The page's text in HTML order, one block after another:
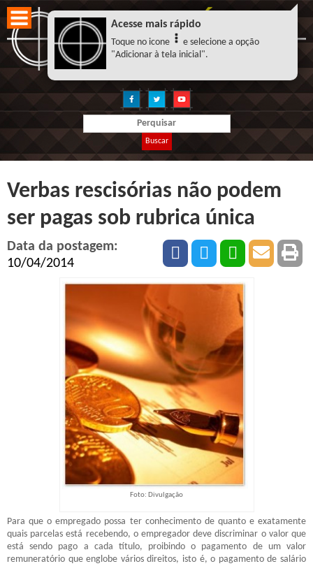
Buscar
Verbas rescisórias não podem
ser pagas sob rubrica única
Data da postagem:
10/04/2014
Foto: Divulgação
Para que o empregado possa ter conhecimento de quanto e exatamente
quais parcelas está recebendo, o empregador deve discriminar o valor que
está sendo pago a cada título, proibindo o pagamento de um valor
remuneratório que englobe vários direitos, isto é, o pagamento de salário
Acesse mais rápido
Toque no icone
e selecione a opção
"Adicionar à tela inicial".